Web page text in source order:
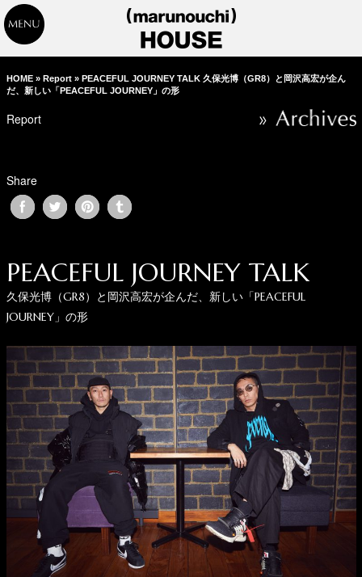
HOME» Report» PEACEFUL JOURNEY TALK 久保光博（GR8）と岡沢高宏が企ん
だ、新しい「PEACEFUL JOURNEY」の形
Report
Share
PEACEFUL JOURNEY TALK
久保光博（GR8）と岡沢高宏が企んだ、新しい「PEACEFUL
JOURNEY」の形